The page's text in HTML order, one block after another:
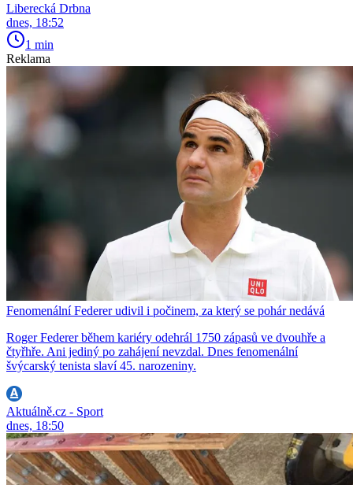
Liberecká Drbna
dnes, 18:52
1 min
Reklama
Fenomenální Federer udivil i počinem, za který se pohár nedává
Roger Federer během kariéry odehrál 1750 zápasů ve dvouhře a
čtyřhře. Ani jediný po zahájení nevzdal. Dnes fenomenální
švýcarský tenista slaví 45. narozeniny.
Aktuálně.cz - Sport
dnes, 18:50